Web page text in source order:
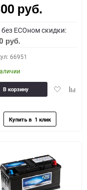
руб.
ECOном скидки:
руб.
66951
Добавить
В корзину